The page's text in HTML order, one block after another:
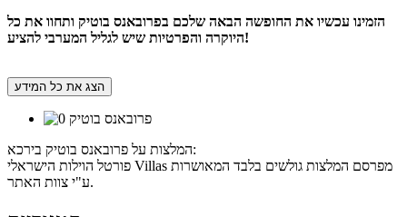
הזמינו עכשיו את החופשה הבאה שלכם בפרובאנס בוטיק ותחוו את כל
היוקרה והפרטיות שיש לגליל המערבי להציע!
הצג את כל המידע
המלצות על פרובאנס בוטיק בירכא:
פורטל הוילות הישראלי Villas מפרסם המלצות גולשים בלבד המאושרות
ע"י צוות האתר.